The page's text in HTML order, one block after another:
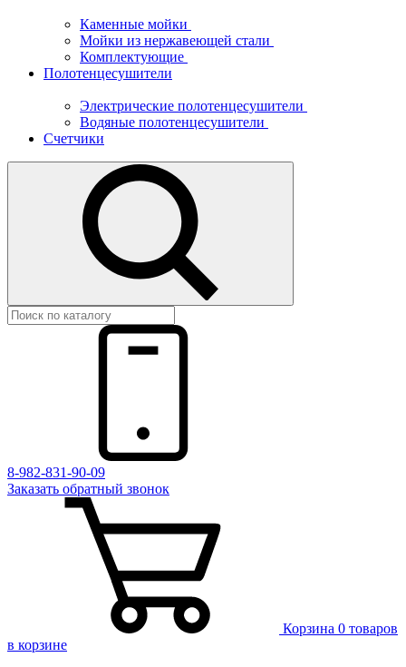
Каменные мойки
Мойки из нержавеющей стали
Комплектующие
Полотенцесушители
Электрические полотенцесушители
Водяные полотенцесушители
Счетчики
8-982-831-90-09
Заказать обратный звонок
Корзина 0 товаров
в корзине